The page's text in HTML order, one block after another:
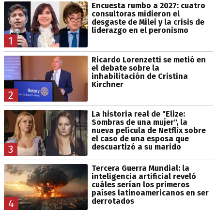
1
Encuesta rumbo a 2027: cuatro
consultoras midieron el
desgaste de Milei y la crisis de
liderazgo en el peronismo
2
Ricardo Lorenzetti se metió en
el debate sobre la
inhabilitación de Cristina
Kirchner
3
La historia real de "Elize:
Sombras de una mujer", la
nueva película de Netflix sobre
el caso de una esposa que
descuartizó a su marido
4
Tercera Guerra Mundial: la
inteligencia artificial reveló
cuáles serían los primeros
países latinoamericanos en ser
derrotados